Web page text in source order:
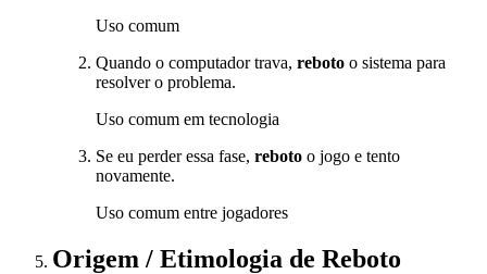
Uso comum
Quando o computador trava, reboto o sistema para
resolver o problema.
Uso comum em tecnologia
Se eu perder essa fase, reboto o jogo e tento
novamente.
Uso comum entre jogadores
Origem / Etimologia de Reboto